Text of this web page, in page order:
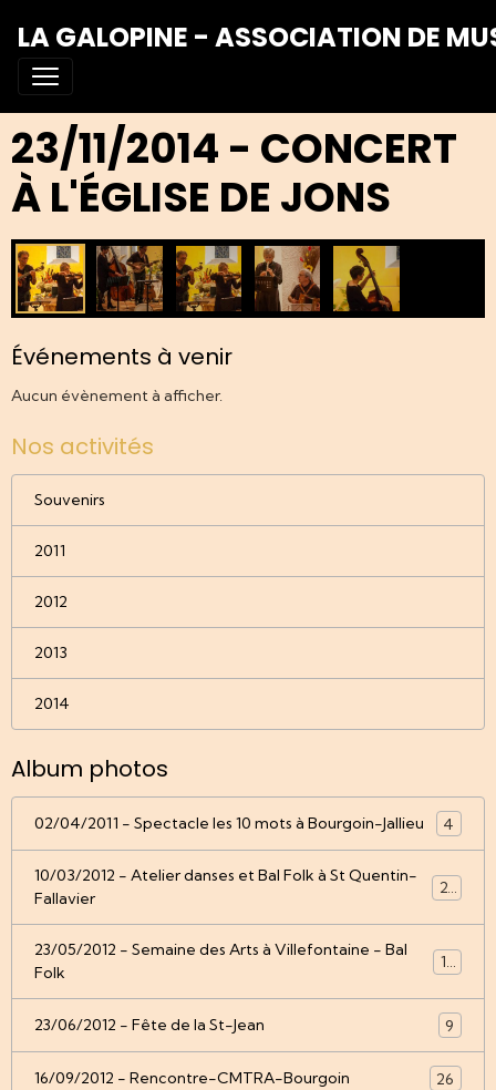
LA GALOPINE - ASSOCIATION DE
23/11/2014 - CONCERT
À L'ÉGLISE DE JONS
Événements à venir
Aucun évènement à afficher.
Nos activités
Souvenirs
2011
2012
2013
2014
Album photos
02/04/2011 - Spectacle les 10 mots à Bourgoin-Jallieu 4
10/03/2012 - Atelier danses et Bal Folk à St Quentin-
Fallavier
22
23/05/2012 - Semaine des Arts à Villefontaine - Bal
Folk
12
23/06/2012 - Fête de la St-Jean 9
16/09/2012 - Rencontre-CMTRA-Bourgoin 26